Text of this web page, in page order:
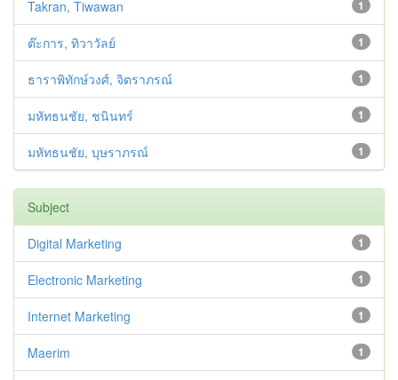
1
Takran, Tiwawan
1
ต๊ะการ, ทิวาวัลย์
1
ธาราพิทักษ์วงศ์, จิตราภรณ์
1
มหัทธนชัย, ชนินทร์
1
มหัทธนชัย, บุษราภรณ์
Subject
1
Digital Marketing
1
Electronic Marketing
1
Internet Marketing
1
Maerim